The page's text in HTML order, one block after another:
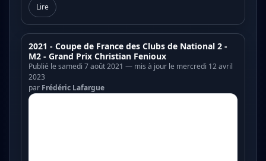
Lire
2021 - Coupe de France des Clubs de National 2 -
M2 - Grand Prix Christian Fenioux
Publié le samedi 7 août 2021 — mis à jour le mercredi 12 avril
2023
par Frédéric Lafargue